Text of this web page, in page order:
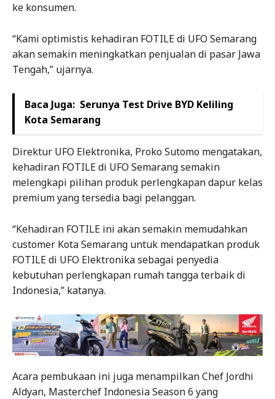
ke konsumen.
“Kami optimistis kehadiran FOTILE di UFO Semarang
akan semakin meningkatkan penjualan di pasar Jawa
Tengah,” ujarnya.
Baca Juga: Serunya Test Drive BYD Keliling
Kota Semarang
Direktur UFO Elektronika, Proko Sutomo mengatakan,
kehadiran FOTILE di UFO Semarang semakin
melengkapi pilihan produk perlengkapan dapur kelas
premium yang tersedia bagi pelanggan.
“Kehadiran FOTILE ini akan semakin memudahkan
customer Kota Semarang untuk mendapatkan produk
FOTILE di UFO Elektronika sebagai penyedia
kebutuhan perlengkapan rumah tangga terbaik di
Indonesia,” katanya.
Acara pembukaan ini juga menampilkan Chef Jordhi
Aldyan, Masterchef Indonesia Season 6 yang